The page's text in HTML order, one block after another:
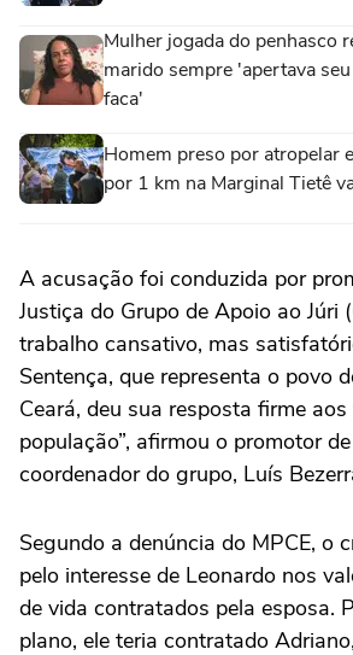
Mulher jogada do penhasco
marido sempre 'apertava
faca'
Homem preso por atropelar
por 1 km na Marginal Tietê
A acusação foi conduzida por
Justiça do Grupo de Apoio ao Júri
trabalho cansativo, mas
Sentença, que representa o povo
Ceará, deu sua resposta firme
população”, afirmou o promotor
coordenador do grupo, Luís
Segundo a denúncia do MPCE, o
pelo interesse de Leonardo nos
de vida contratados pela esposa.
plano, ele teria contratado